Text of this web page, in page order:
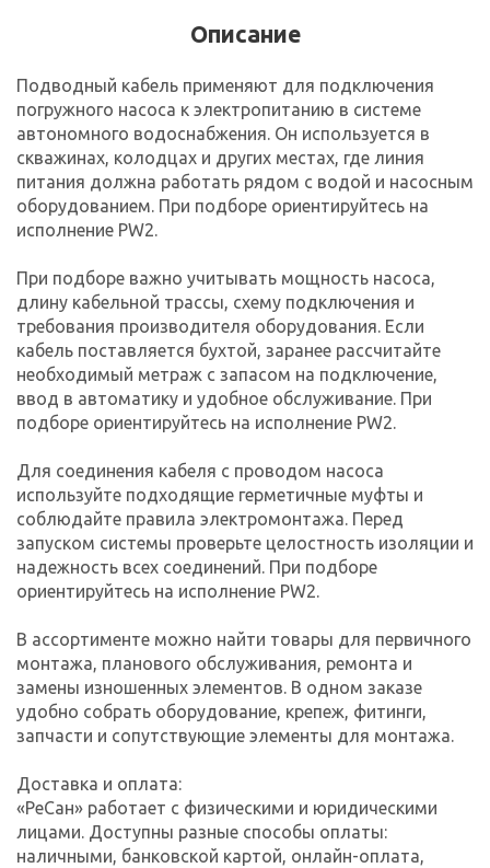
Описание
Подводный кабель применяют для подключения
погружного насоса к электропитанию в системе
автономного водоснабжения. Он используется в
скважинах, колодцах и других местах, где линия
питания должна работать рядом с водой и насосным
оборудованием. При подборе ориентируйтесь на
исполнение PW2.
При подборе важно учитывать мощность насоса,
длину кабельной трассы, схему подключения и
требования производителя оборудования. Если
кабель поставляется бухтой, заранее рассчитайте
необходимый метраж с запасом на подключение,
ввод в автоматику и удобное обслуживание. При
подборе ориентируйтесь на исполнение PW2.
Для соединения кабеля с проводом насоса
используйте подходящие герметичные муфты и
соблюдайте правила электромонтажа. Перед
запуском системы проверьте целостность изоляции и
надежность всех соединений. При подборе
ориентируйтесь на исполнение PW2.
В ассортименте можно найти товары для первичного
монтажа, планового обслуживания, ремонта и
замены изношенных элементов. В одном заказе
удобно собрать оборудование, крепеж, фитинги,
запчасти и сопутствующие элементы для монтажа.
Доставка и оплата:
«РеСан» работает с физическими и юридическими
лицами. Доступны разные способы оплаты:
наличными, банковской картой, онлайн-оплата,